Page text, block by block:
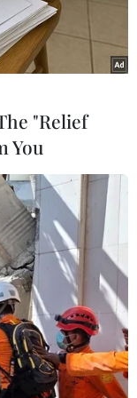
gặp phải là
hãy chọn
mắt thật phù
Pure
(950.000
"Relief
You